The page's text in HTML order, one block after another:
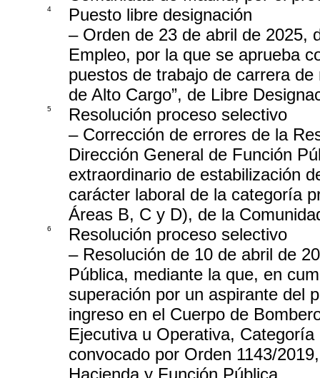
4
Puesto libre designación
– Orden de 23 de abril de 2025,
Empleo, por la que se aprueba
puestos de trabajo de carrera
de Alto Cargo”, de Libre
5
Resolución proceso selectivo
– Corrección de errores de la
Dirección General de Función
extraordinario de estabilización
carácter laboral de la categoría
Áreas B, C y D), de la
6
Resolución proceso selectivo
– Resolución de 10 de abril de
Pública, mediante la que, en
superación por un aspirante del
ingreso en el Cuerpo de
Ejecutiva u Operativa,
convocado por Orden 1143/